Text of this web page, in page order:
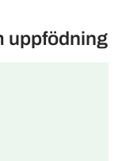
uppfödning